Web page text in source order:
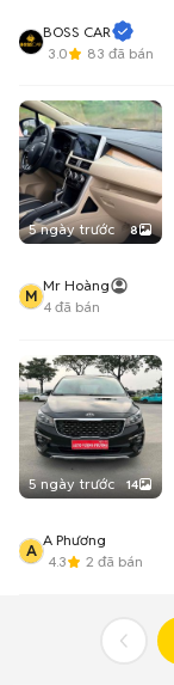
BOSS CAR
3.0
83 đã bán
5 ngày trước 8
M
Mr Hoàng
4 đã bán
5 ngày trước 14
A
A Phương
4.3
2 đã bán